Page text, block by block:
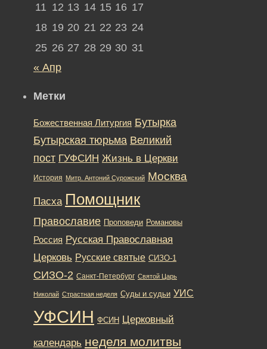
11 12 13 14 15 16 17
18 19 20 21 22 23 24
25 26 27 28 29 30 31
« Апр
Метки
Божественная Литургия Бутырка
Бутырская тюрьма Великий
пост ГУФСИН Жизнь в Церкви
История Митр. Антоний Сурожский Москва
Пасха Помощник
Православие Проповеди Романовы
Россия Русская Православная
Церковь Русские святые СИЗО-1
СИЗО-2 Санкт-Петербург Святой Царь
Николай Страстная неделя Суды и судьи УИС
УФСИН ФСИН Церковный
календарь неделя молитвы